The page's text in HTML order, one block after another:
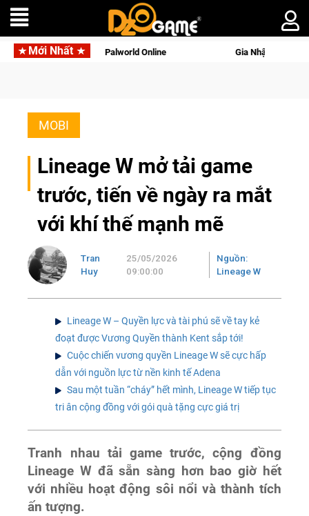
Mới Nhất
Palworld Online Gia Nhập Closed Beta Norse Saga: Cửu
MOBI
Lineage W mở tải game
trước, tiến về ngày ra mắt
với khí thế mạnh mẽ
Tran
Huy
25/05/2026
09:00:00
Nguồn:
Lineage W
Lineage W – Quyền lực và tài phú sẽ về tay kẻ
đoạt được Vương Quyền thành Kent sắp tới!
Cuộc chiến vương quyền Lineage W sẽ cực hấp
dẫn với nguồn lực từ nền kinh tế Adena
Sau một tuần “cháy” hết mình, Lineage W tiếp tục
tri ân cộng đồng với gói quà tặng cực giá trị
Tranh nhau tải game trước, cộng đồng
Lineage W đã sẵn sàng hơn bao giờ hết
với nhiều hoạt động sôi nổi và thành tích
ấn tượng.